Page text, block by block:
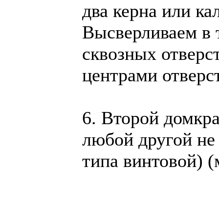
два керна или
Высверливаем в
сквозных
центрами
6. Второй
любой другой
типа винтовой)